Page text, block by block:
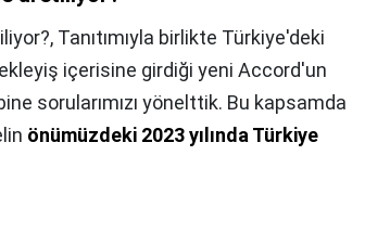
Tanıtımıyla birlikte Türkiye'deki
içerisine girdiği yeni Accord'un
sorularımızı yönelttik. Bu kapsamda
önümüzdeki 2023 yılında Türkiye